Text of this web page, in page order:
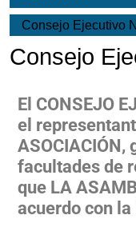
Consejo Ejecutivo
Consejo
El CONSEJO
el
ASOCIACIÓN,
facultades de
que LA
acuerdo con